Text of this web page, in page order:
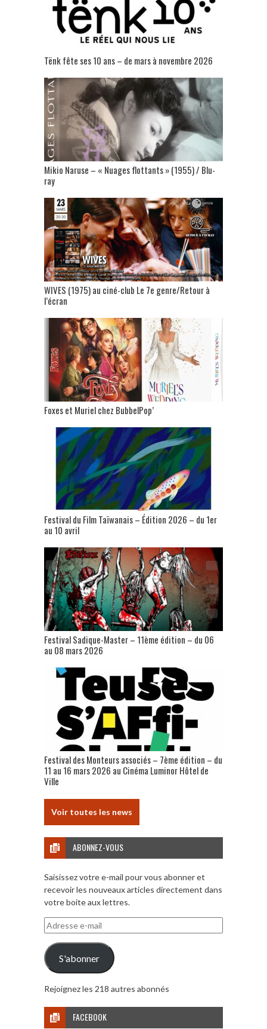
Tënk fête ses 10 ans – de mars à novembre 2026
Mikio Naruse – « Nuages flottants » (1955) / Blu-
ray
WIVES (1975) au ciné-club Le 7e genre/Retour à
l’écran
Foxes et Muriel chez BubbelPop’
Festival du Film Taïwanais – Édition 2026 – du 1er
au 10 avril
Festival Sadique-Master – 11ème édition – du 06
au 08 mars 2026
Festival des Monteurs associés – 7ème édition – du
11 au 16 mars 2026 au Cinéma Luminor Hôtel de
Ville
Voir toutes les news
ABONNEZ-VOUS
Saisissez votre e-mail pour vous abonner et
recevoir les nouveaux articles directement dans
votre boite aux lettres.
Adresse
e-
mail
S'abonner
Rejoignez les 218 autres abonnés
FACEBOOK